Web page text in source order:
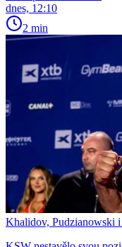
dnes, 12:10
2 min
Khalidov, Pudzianowski